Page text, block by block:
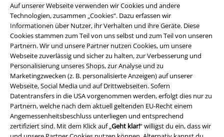
Auf unserer Webseite verwenden wir Cookies und andere
Technologien, zusammen „Cookies“. Dazu erfassen wir
Informationen über Nutzer, ihr Verhalten und ihre Geräte. Diese
Cookies stammen zum Teil von uns selbst und zum Teil von unseren
Partnern. Wir und unsere Partner nutzen Cookies, um unsere
Webseite zuverlässig und sicher zu halten, zur Verbesserung und
Personalisierung unseres Shops, zur Analyse und zu
Marketingzwecken (z. B. personalisierte Anzeigen) auf unserer
Webseite, Social Media und auf Drittwebseiten. Sofern
Datentransfers in die USA vorgenommen werden, erfolgt dies nur zu
Partnern, welche nach dem aktuell geltenden EU-Recht einem
Angemessenheitsbeschluss unterliegen und entsprechend
zertifiziert sind. Mit dem Klick auf „Geht klar!“ willigst du ein, dass wir
EMP App
Lade dir jetzt kostenlos unsere neue EMP App runter und genieße
die vielen neuen Funktionen und Vorteile!
A Warner Music Group Company